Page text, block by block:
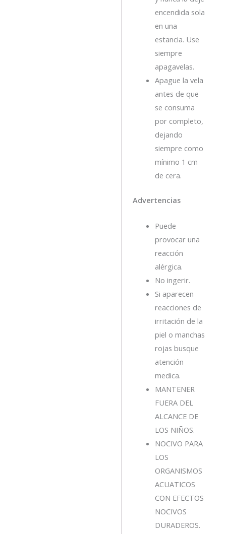
encendida sola
en una
estancia. Use
siempre
apagavelas.
Apague la vela
antes de que
se consuma
por completo,
dejando
siempre como
mínimo 1 cm
de cera.
Advertencias
Puede
provocar una
reacción
alérgica.
No ingerir.
Si aparecen
reacciones de
irritación de la
piel o manchas
rojas busque
atención
medica.
MANTENER
FUERA DEL
ALCANCE DE
LOS NIÑOS.
NOCIVO PARA
LOS
ORGANISMOS
ACUATICOS
CON EFECTOS
NOCIVOS
DURADEROS.